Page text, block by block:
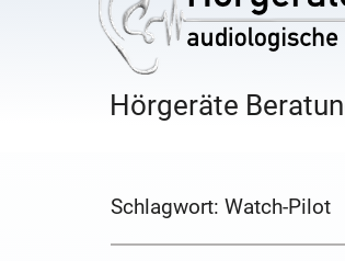
Hörgeräte
Schlagwort: Watch-Pilot